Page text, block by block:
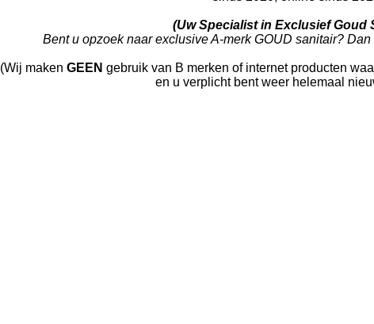
(Uw Specialist in Exclusief Goud
Bent u opzoek naar exclusive A-merk GOUD sanitair?
(Wij maken GEEN gebruik van B merken of internet producten
en u verplicht bent weer helemaal